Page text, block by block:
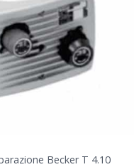
Becker T 4.10